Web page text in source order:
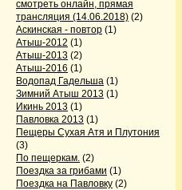
смотреть онлайн, прямая
трансляция (14.06.2018) (2)
Аскинская - повтор (1)
Атыш-2012 (1)
Атыш-2013 (2)
Атыш-2016 (1)
Водопад Гадельша (1)
Зимний Атыш 2013 (1)
Икинь 2013 (1)
Павловка 2013 (1)
Пещеры Сухая Атя и Плутония
(3)
По пещеркам. (2)
Поездка за грибами (1)
Поездка на Павловку (2)